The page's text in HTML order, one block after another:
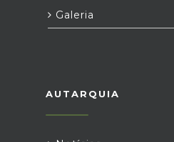
Galeria
AUTARQUIA